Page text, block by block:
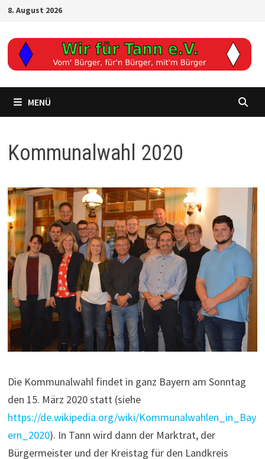
Zum
springen
8. August 2026
MENÜ
Kommunalwahl 2020
Die Kommunalwahl findet in ganz Bayern am Sonntag
den 15. März 2020 statt (siehe
https://de.wikipedia.org/wiki/Kommunalwahlen_in_Bay
ern_2020). In Tann wird dann der Marktrat, der
Bürgermeister und der Kreistag für den Landkreis